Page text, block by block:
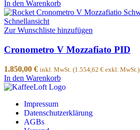
In den Warenkorb
Schnellansicht
Zur Wunschliste hinzufügen
Cronometro V Mozzafiato PID
1.850,00 € inkl. MwSt. (1.554,62 € exkl. MwSt.)
In den Warenkorb
Impressum
Datenschutzerklärung
AGBs